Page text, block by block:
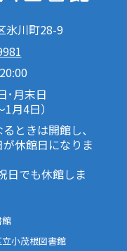
氷川町28-9
･月末日
月4日）
ときは開館し、
休館日になりま
日でも休館しま
小茂根図書館